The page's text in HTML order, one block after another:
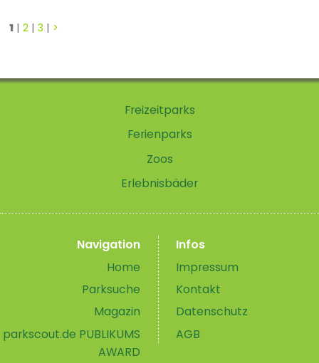
1| 2| 3 | >
Freizeitparks
Ferienparks
Zoos
Erlebnisbäder
Navigation
Home
Parksuche
Magazin
parkscout.de PUBLIKUMS
AWARD
Infos
Impressum
Kontakt
Datenschutz
AGB